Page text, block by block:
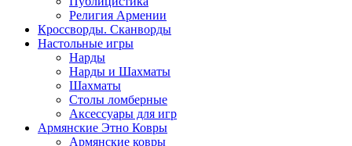
Религия Армении
Кроссворды. Сканворды
Настольные игры
Нарды
Нарды и Шахматы
Шахматы
Столы ломберные
Аксессуары для игр
Армянские Этно Ковры
Армянские ковры